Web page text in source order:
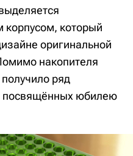
который
оригинальной
накопителя
ряд
посвящённых юбилею